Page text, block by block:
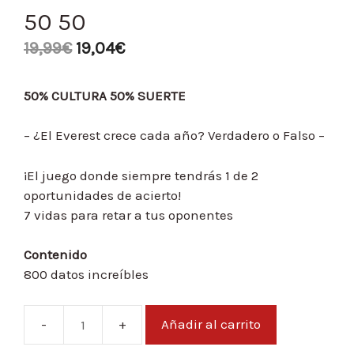
50 50
19,99€ 19,04€
50% CULTURA 50% SUERTE
– ¿El Everest crece cada año? Verdadero o Falso –
¡El juego donde siempre tendrás 1 de 2
oportunidades de acierto!
7 vidas para retar a tus oponentes
Contenido
800 datos increíbles
Añadir al carrito